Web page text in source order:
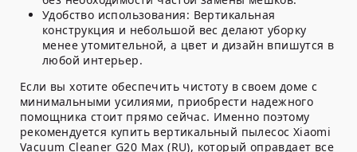
Удобство использования: Вертикальная
конструкция и небольшой вес делают уборку
менее утомительной, а цвет и дизайн впишутся в
любой интерьер.
Если вы хотите обеспечить чистоту в своем доме с
минимальными усилиями, приобрести надежного
помощника стоит прямо сейчас. Именно поэтому
рекомендуется купить вертикальный пылесос Xiaomi
Vacuum Cleaner G20 Max (RU), который оправдает все